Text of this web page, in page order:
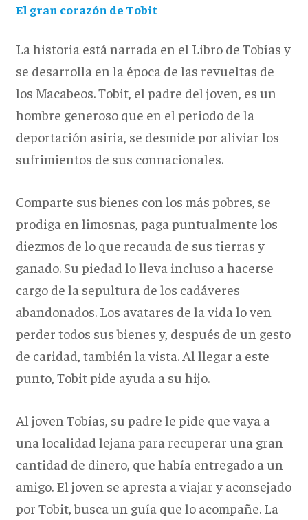
El gran corazón de Tobit
La historia está narrada en el Libro de Tobías y
se desarrolla en la época de las revueltas de
los Macabeos. Tobit, el padre del joven, es un
hombre generoso que en el periodo de la
deportación asiria, se desmide por aliviar los
sufrimientos de sus connacionales.
Comparte sus bienes con los más pobres, se
prodiga en limosnas, paga puntualmente los
diezmos de lo que recauda de sus tierras y
ganado. Su piedad lo lleva incluso a hacerse
cargo de la sepultura de los cadáveres
abandonados. Los avatares de la vida lo ven
perder todos sus bienes y, después de un gesto
de caridad, también la vista. Al llegar a este
punto, Tobit pide ayuda a su hijo.
Al joven Tobías, su padre le pide que vaya a
una localidad lejana para recuperar una gran
cantidad de dinero, que había entregado a un
amigo. El joven se apresta a viajar y aconsejado
por Tobit, busca un guía que lo acompañe. La